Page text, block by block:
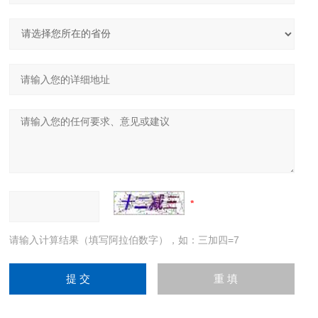
请输入计算结果（填写阿拉伯数字），如：三加四=7